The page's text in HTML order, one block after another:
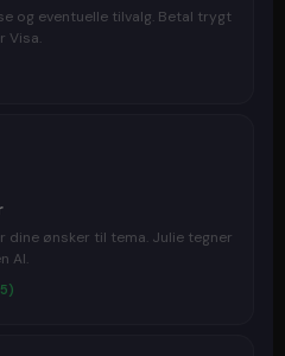
og eventuelle tilvalg. Betal trygt
Visa.
dine ønsker til tema. Julie tegner
AI.